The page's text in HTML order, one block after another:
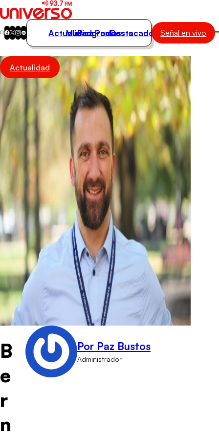
Actualidad
Música
Programas
Podcasts
Destacados
Actualidad
Música
Programas
Podcasts
Destacados Señal en vivo
Actualidad
B
e
r
n
Por Paz Bustos
Administrador